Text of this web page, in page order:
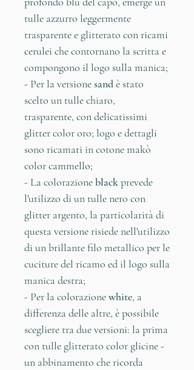
tulle azzurro leggermente
trasparente e glitterato con ricami
cerulei che contornano la scritta e
compongono il logo sulla manica;
- Per la versionesandè stato
scelto un tulle chiaro,
trasparente, con delicatissimi
glitter color oro; logo e dettagli
sono ricamati in cotone makò
color cammello;
- La colorazioneblackprevede
l'utilizzo di un tulle nero con
glitter argento, la particolarità di
questa versione risiede nell'utilizzo
di un brillante filo metallico per le
cuciture del ricamo ed il logo sulla
manica destra;
- Per la colorazionewhite, a
differenza delle altre, è possibile
scegliere tra due versioni: la prima
con tulle glitterato color glicine -
un abbinamento che ricorda